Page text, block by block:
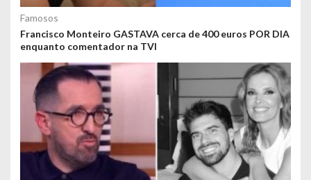
Famosos
Francisco Monteiro GASTAVA cerca de 400 euros POR DIA
enquanto comentador na TVI